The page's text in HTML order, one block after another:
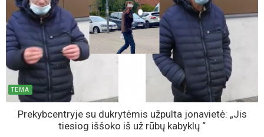
TEMA
Prekybcentryje su dukrytėmis užpulta jonavietė: „Jis
tiesiog iššoko iš už rūbų kabyklų “